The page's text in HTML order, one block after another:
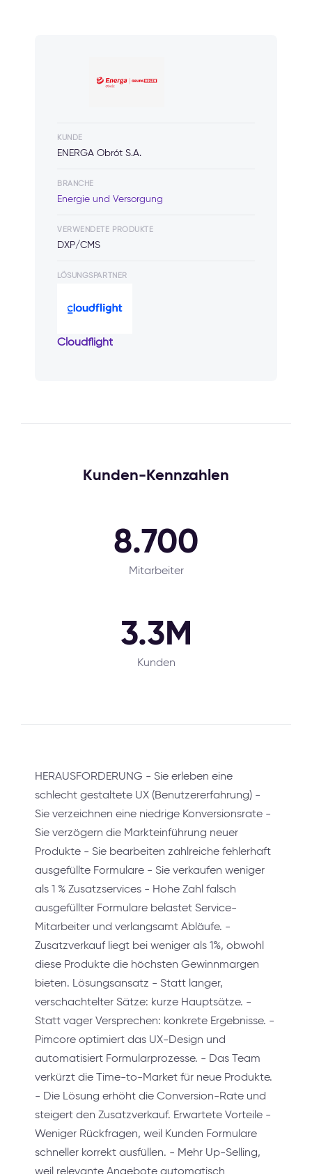
KUNDE
ENERGA Obrót S.A.
BRANCHE
Energie und Versorgung
VERWENDETE PRODUKTE
DXP/CMS
LÖSUNGSPARTNER
Cloudflight
Kunden-Kennzahlen
8.700
Mitarbeiter
3.3M
Kunden
HERAUSFORDERUNG - Sie erleben eine
schlecht gestaltete UX (Benutzererfahrung) -
Sie verzeichnen eine niedrige Konversionsrate -
Sie verzögern die Markteinführung neuer
Produkte - Sie bearbeiten zahlreiche fehlerhaft
ausgefüllte Formulare - Sie verkaufen weniger
als 1 % Zusatzservices - Hohe Zahl falsch
ausgefüllter Formulare belastet Service-
Mitarbeiter und verlangsamt Abläufe. -
Zusatzverkauf liegt bei weniger als 1%, obwohl
diese Produkte die höchsten Gewinnmargen
bieten. Lösungsansatz - Statt langer,
verschachtelter Sätze: kurze Hauptsätze. -
Statt vager Versprechen: konkrete Ergebnisse. -
Pimcore optimiert das UX-Design und
automatisiert Formularprozesse. - Das Team
verkürzt die Time-to-Market für neue Produkte.
- Die Lösung erhöht die Conversion-Rate und
steigert den Zusatzverkauf. Erwartete Vorteile -
Weniger Rückfragen, weil Kunden Formulare
schneller korrekt ausfüllen. - Mehr Up-Selling,
weil relevante Angebote automatisch